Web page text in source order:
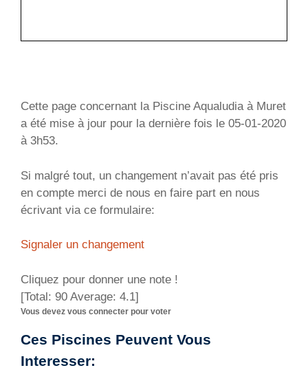
Cette page concernant la Piscine Aqualudia à Muret
a été mise à jour pour la dernière fois le 05-01-2020
à 3h53.
Si malgré tout, un changement n’avait pas été pris
en compte merci de nous en faire part en nous
écrivant via ce formulaire:
Signaler un changement
Cliquez pour donner une note !
[Total: 90 Average: 4.1]
Vous devez vous connecter pour voter
Ces Piscines Peuvent Vous
Interesser: